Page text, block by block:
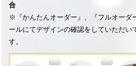
合
※『かんたんオーダー 』 『フルオーダ
ールにてデザインの確認をしていただい
す。